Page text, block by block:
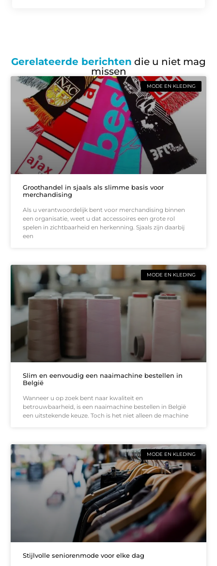
Gerelateerde berichten die u niet mag
missen
MODE EN KLEDING
Groothandel in sjaals als slimme basis voor
merchandising
Als u verantwoordelijk bent voor merchandising binnen
een organisatie, weet u dat accessoires een grote rol
spelen in zichtbaarheid en herkenning. Sjaals zijn daarbij
een
MODE EN KLEDING
Slim en eenvoudig een naaimachine bestellen in
België
Wanneer u op zoek bent naar kwaliteit en
betrouwbaarheid, is een naaimachine bestellen in België
een uitstekende keuze. Toch is het niet alleen de machine
MODE EN KLEDING
Stijlvolle seniorenmode voor elke dag